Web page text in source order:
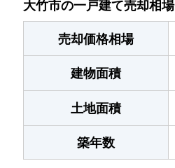
大竹市の一戸建て売却相場
売却価格相場
建物面積
土地面積
築年数